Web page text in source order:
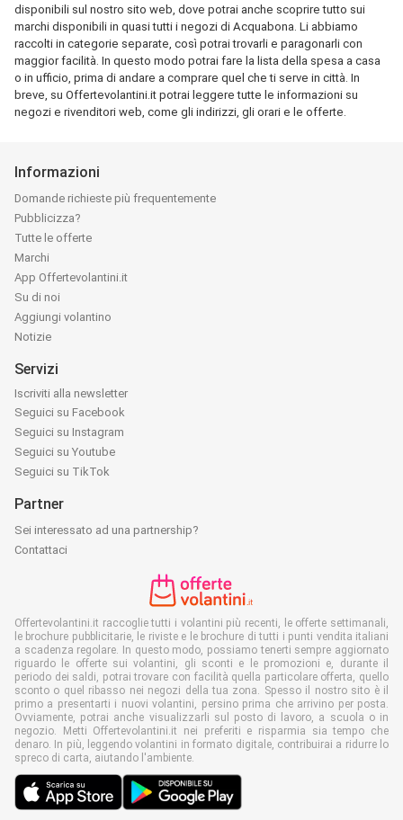
disponibili sul nostro sito web, dove potrai anche scoprire tutto sui
marchi disponibili in quasi tutti i negozi di Acquabona. Li abbiamo
raccolti in categorie separate, così potrai trovarli e paragonarli con
maggior facilità. In questo modo potrai fare la lista della spesa a casa
o in ufficio, prima di andare a comprare quel che ti serve in città. In
breve, su Offertevolantini.it potrai leggere tutte le informazioni su
negozi e rivenditori web, come gli indirizzi, gli orari e le offerte.
Informazioni
Domande richieste più frequentemente
Pubblicizza?
Tutte le offerte
Marchi
App Offertevolantini.it
Su di noi
Aggiungi volantino
Notizie
Servizi
Iscriviti alla newsletter
Seguici su Facebook
Seguici su Instagram
Seguici su Youtube
Seguici su TikTok
Partner
Sei interessato ad una partnership?
Contattaci
Offertevolantini.it raccoglie tutti i volantini più recenti, le offerte settimanali,
le brochure pubblicitarie, le riviste e le brochure di tutti i punti vendita italiani
a scadenza regolare. In questo modo, possiamo tenerti sempre aggiornato
riguardo le offerte sui volantini, gli sconti e le promozioni e, durante il
periodo dei saldi, potrai trovare con facilità quella particolare offerta, quello
sconto o quel ribasso nei negozi della tua zona. Spesso il nostro sito è il
primo a presentarti i nuovi volantini, persino prima che arrivino per posta.
Ovviamente, potrai anche visualizzarli sul posto di lavoro, a scuola o in
negozio. Metti Offertevolantini.it nei preferiti e risparmia sia tempo che
denaro. In più, leggendo volantini in formato digitale, contribuirai a ridurre lo
spreco di carta, aiutando l'ambiente.